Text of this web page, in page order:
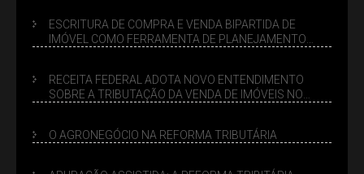
ESCRITURA DE COMPRA E VENDA BIPARTIDA DE
IMÓVEL COMO FERRAMENTA DE PLANEJAMENTO
RECEITA FEDERAL ADOTA NOVO ENTENDIMENTO
SOBRE A TRIBUTAÇÃO DA VENDA DE IMÓVEIS NO
O AGRONEGÓCIO NA REFORMA TRIBUTÁRIA